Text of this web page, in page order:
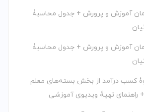
آموزش و پرورش + جدول محاسبۀ
آموزش و پرورش + جدول محاسبۀ
کسب درآمد از بخش بسته‌های معلم
تهیۀ ویدیوی آموزشی